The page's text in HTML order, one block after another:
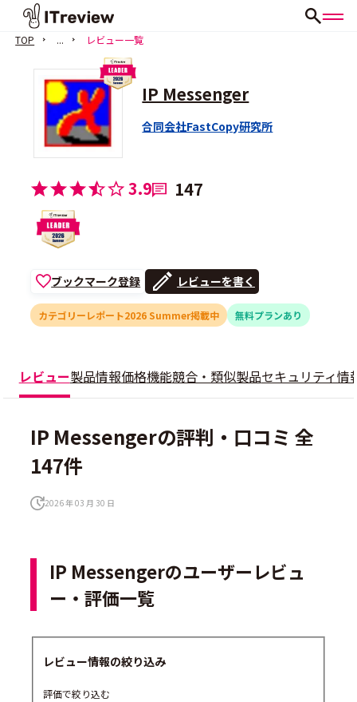
TOP ... レビュー一覧
IP Messenger
合同会社FastCopy研究所
3.9 147
ブックマーク登録 レビューを書く
カテゴリーレポート2026 Summer掲載中 無料プランあり
レビュー製品情報価格機能競合・類似製品セキュリティ情
IP Messengerの評判・口コミ 全
147件
2026 年 03 月 30 日
IP Messengerのユーザーレビュ
ー・評価一覧
レビュー情報の絞り込み
評価で絞り込む